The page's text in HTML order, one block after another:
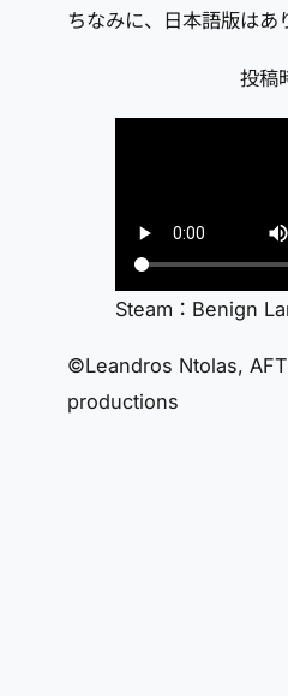
ちなみに、日本語版はあ
投稿
Steam：Benign
©Leandros Ntolas,
productions